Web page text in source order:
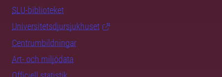
SLU-biblioteket
Universitetsdjursjukhuset
Centrumbildningar
Art- och miljödata